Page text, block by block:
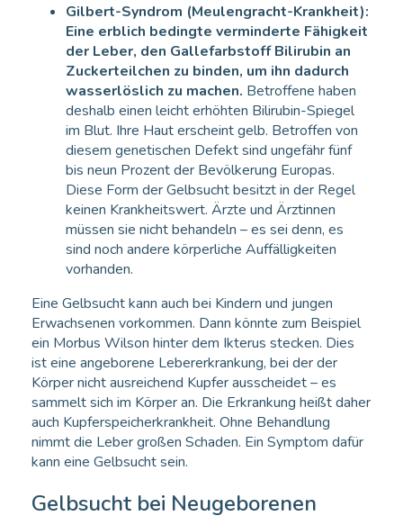
Gilbert-Syndrom (Meulengracht-Krankheit):
Eine erblich bedingte verminderte Fähigkeit
der Leber, den Gallefarbstoff Bilirubin an
Zuckerteilchen zu binden, um ihn dadurch
wasserlöslich zu machen. Betroffene haben
deshalb einen leicht erhöhten Bilirubin-Spiegel
im Blut. Ihre Haut erscheint gelb. Betroffen von
diesem genetischen Defekt sind ungefähr fünf
bis neun Prozent der Bevölkerung Europas.
Diese Form der Gelbsucht besitzt in der Regel
keinen Krankheitswert. Ärzte und Ärztinnen
müssen sie nicht behandeln – es sei denn, es
sind noch andere körperliche Auffälligkeiten
vorhanden.
Eine Gelbsucht kann auch bei Kindern und jungen
Erwachsenen vorkommen. Dann könnte zum Beispiel
ein Morbus Wilson hinter dem Ikterus stecken. Dies
ist eine angeborene Lebererkrankung, bei der der
Körper nicht ausreichend Kupfer ausscheidet – es
sammelt sich im Körper an. Die Erkrankung heißt daher
auch Kupferspeicherkrankheit. Ohne Behandlung
nimmt die Leber großen Schaden. Ein Symptom dafür
kann eine Gelbsucht sein.
Gelbsucht bei Neugeborenen